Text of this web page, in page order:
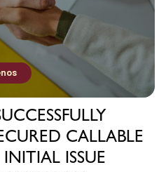
CALLABLE
ISSUE